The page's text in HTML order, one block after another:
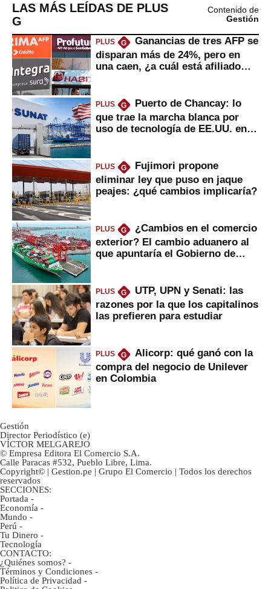
LAS MÁS LEÍDAS DE PLUS
G
Contenido de
Gestión
PLUS G
Ganancias de tres AFP se
disparan más de 24%, pero en
una caen, ¿a cuál está afiliado
PLUS G
Puerto de Chancay: lo
que trae la marcha blanca por
uso de tecnología de EE.UU. en
PLUS G
Fujimori propone
eliminar ley que puso en jaque
peajes: ¿qué cambios implicaría?
PLUS G
¿Cambios en el comercio
exterior? El cambio aduanero al
que apuntaría el Gobierno de
PLUS G
UTP, UPN y Senati: las
razones por la que los capitalinos
las prefieren para estudiar
PLUS G
Alicorp: qué ganó con la
compra del negocio de Unilever
en Colombia
Gestión
Director Periodístico (e)
VÍCTOR MELGAREJO
© Empresa Editora El Comercio S.A.
Calle Paracas #532, Pueblo Libre, Lima.
Copyright© | Gestion.pe | Grupo El Comercio | Todos los derechos
reservados
SECCIONES:
Portada -
Economía -
Mundo -
Perú -
Tu Dinero -
Tecnología
CONTACTO:
¿Quiénes somos? -
Términos y Condiciones -
Política de Privacidad -